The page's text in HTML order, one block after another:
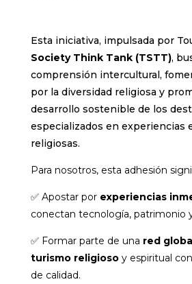
Esta iniciativa, impulsada por
Society Think Tank (TSTT),
comprensión intercultural,
por la diversidad religiosa y
desarrollo sostenible de los
especializados en experiencias
religiosas.
Para nosotros, esta adhesión
✅ Apostar porexperiencias
conectan tecnología, patrimonio
✅ Formar parte de una red
turismo religiosoy espiritual
de calidad.